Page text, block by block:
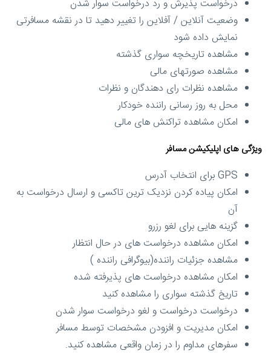
درخواست پذیرش و رد درخواست سوار شدن
وضعیت آنلاین / آفلاین را تغییر دهید تا در نقشه مسافرتی
نمایش داده شود
مشاهده تاریخچه سواری گذشته
مشاهده صورتهای مالی
مشاهده نظرات رای دهندگان و نظرات
محل به روز رسانی راننده خودکار
امکان مشاهده تراکنش های مالی
ویژگی های اپلیکیشن مسافر
GPS برای انتخاب آدرس
امکان پیاده کردن نزدیک ترین تاکسی و ارسال درخواست به
آن
گزینه هایی برای لغو رزرو
امکان مشاهده درخواست های در حال انتظار
مشاهده جزئیات راننده(بیوگرافی راننده )
امکان مشاهده درخواست های پذیرفته شده
تاریخ گذشته سواری را مشاهده کنید
درخواست درخواست و لغو درخواست سوار شدن
امکان مدیریت و افزودن مشخصات توسط مسافر
سفرهای مداوم را در زمان واقعی مشاهده کنید.